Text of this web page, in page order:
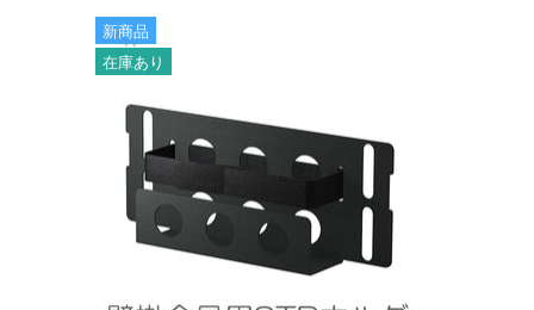
新商品
在庫あり